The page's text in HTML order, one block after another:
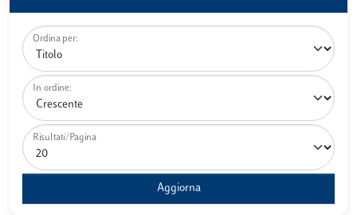
Ordina per:
In ordine:
Risultati/Pagina